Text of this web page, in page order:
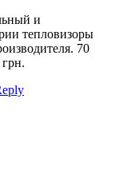
и
тепловизоры
70